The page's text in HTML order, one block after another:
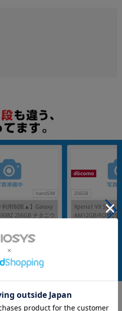
nanoSIM
利用制限▲】Galaxy
256GB チタニウ
ペン付属)
137,800 円
256GB
Xperia1 VII SO-
AM12GB/
す。